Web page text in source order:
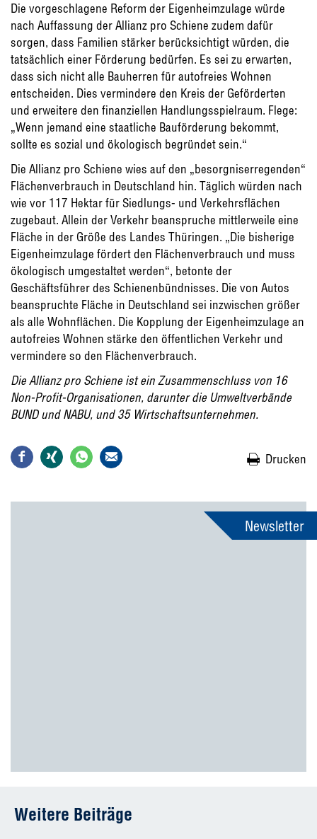
Die vorgeschlagene Reform der Eigenheimzulage würde
nach Auffassung der Allianz pro Schiene zudem dafür
sorgen, dass Familien stärker berücksichtigt würden, die
tatsächlich einer Förderung bedürfen. Es sei zu erwarten,
dass sich nicht alle Bauherren für autofreies Wohnen
entscheiden. Dies vermindere den Kreis der Geförderten
und erweitere den finanziellen Handlungsspielraum. Flege:
„Wenn jemand eine staatliche Bauförderung bekommt,
sollte es sozial und ökologisch begründet sein.“
Die Allianz pro Schiene wies auf den „besorgniserregenden“
Flächenverbrauch in Deutschland hin. Täglich würden nach
wie vor 117 Hektar für Siedlungs- und Verkehrsflächen
zugebaut. Allein der Verkehr beanspruche mittlerweile eine
Fläche in der Größe des Landes Thüringen. „Die bisherige
Eigenheimzulage fördert den Flächenverbrauch und muss
ökologisch umgestaltet werden“, betonte der
Geschäftsführer des Schienenbündnisses. Die von Autos
beanspruchte Fläche in Deutschland sei inzwischen größer
als alle Wohnflächen. Die Kopplung der Eigenheimzulage an
autofreies Wohnen stärke den öffentlichen Verkehr und
vermindere so den Flächenverbrauch.
Die Allianz pro Schiene ist ein Zusammenschluss von 16
Non-Profit-Organisationen, darunter die Umweltverbände
BUND und NABU, und 35 Wirtschaftsunternehmen.
Drucken
Newsletter
Weitere Beiträge